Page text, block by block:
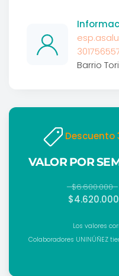
Barrio
Descuento
VALOR POR
$6.600.000
$4.620.000
Los valores
Colaboradores UNINÚÑEZ